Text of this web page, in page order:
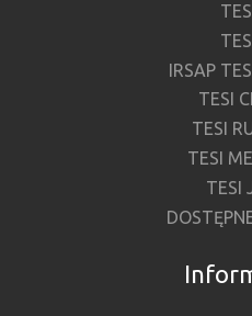
IRSAP
TESI
TESI
TESI
TESI